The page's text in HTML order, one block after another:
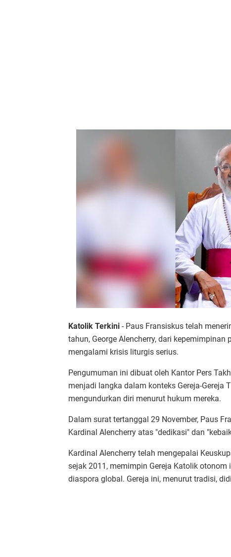
Katolik Terkini - Paus Fransiskus telah
tahun, George Alencherry, dari
mengalami krisis liturgis serius.
Pengumuman ini dibuat oleh Kantor Pers
menjadi langka dalam konteks Gereja-
mengundurkan diri menurut hukum mereka.
Dalam surat tertanggal 29 November, Paus
Kardinal Alencherry atas "dedikasi" dan
Kardinal Alencherry telah mengepalai
sejak 2011, memimpin Gereja Katolik
diaspora global. Gereja ini, menurut tradisi,